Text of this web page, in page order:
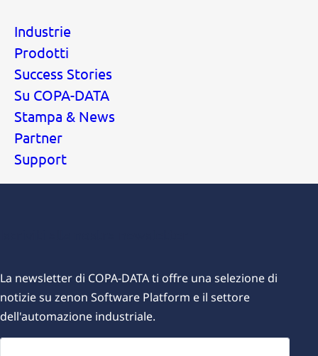
Industrie
Prodotti
Success Stories
Su COPA-DATA
Stampa & News
Partner
Support
La newsletter di COPA-DATA ti offre una selezione di
notizie su zenon Software Platform e il settore
dell'automazione industriale.